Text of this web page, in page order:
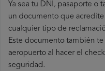
Ya sea tu DNI, pasaporte o
un documento que
cualquier tipo de
Este documento también
aeropuerto al hacer el
seguridad.